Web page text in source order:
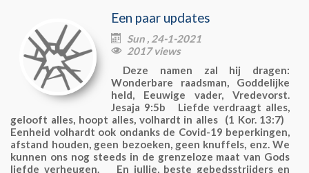
Een paar updates
 Sun , 24-1-2021
 2017 views
Deze namen zal hij dragen:
Wonderbare raadsman, Goddelijke
held, Eeuwige vader, Vredevorst.
Jesaja 9:5b Liefde verdraagt alles,
gelooft alles, hoopt alles, volhardt in alles (1 Kor. 13:7)
Eenheid volhardt ook ondanks de Covid-19 beperkingen,
afstand houden, geen bezoeken, geen knuffels, enz. We
kunnen ons nog steeds in de grenzeloze maat van Gods
liefde verheugen. En jullie, beste gebedsstrijders en